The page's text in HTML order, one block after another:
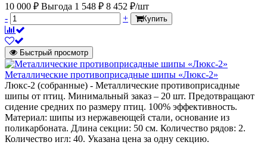
10 000 ₽ Выгода 1 548 ₽ 8 452 ₽/шт
-
+ Купить
Быстрый просмотр
Металлические противоприсадные шипы «Люкс-2»
Люкс-2 (собранные) - Металлические противоприсадные
шипы от птиц. Минимальный заказ – 20 шт. Предотвращают
сидение средних по размеру птиц. 100% эффективность.
Материал: шипы из нержавеющей стали, основание из
поликарбоната. Длина секции: 50 см. Количество рядов: 2.
Количество игл: 40. Указана цена за одну секцию.